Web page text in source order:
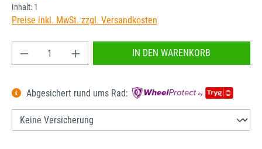
Inhalt: 1
Preise inkl. MwSt. zzgl. Versandkosten
Produkt Anzahl: Gib den gewünschten Wert
IN DEN WARENKORB
Abgesichert rund ums Rad: